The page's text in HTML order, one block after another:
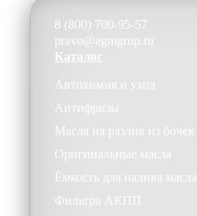
8 (800) 700-95-57
pravo@agmgrup.ru
Каталог
Автохимия и уход
Антифризы
Масла на разлив из бочек
Оригинальные масла
Ёмкость для налива масла
Фильтра АКПП